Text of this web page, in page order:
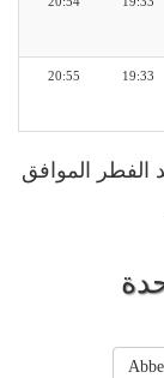
19:33
20:55
الفطر الموافق